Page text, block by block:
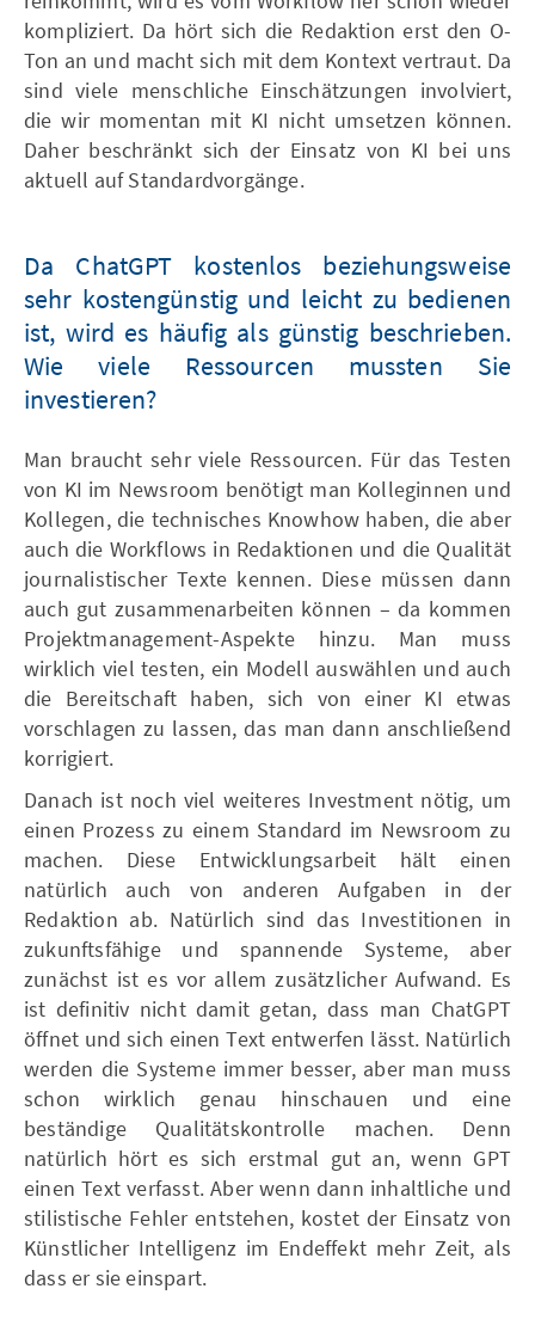
kompliziert. Da hört sich die Redaktion erst den O-
Ton an und macht sich mit dem Kontext vertraut. Da
sind viele menschliche Einschätzungen involviert,
die wir momentan mit KI nicht umsetzen können.
Daher beschränkt sich der Einsatz von KI bei uns
aktuell auf Standardvorgänge.
Da ChatGPT kostenlos beziehungsweise
sehr kostengünstig und leicht zu bedienen
ist, wird es häufig als günstig beschrieben.
Wie viele Ressourcen mussten Sie
investieren?
Man braucht sehr viele Ressourcen. Für das Testen
von KI im Newsroom benötigt man Kolleginnen und
Kollegen, die technisches Knowhow haben, die aber
auch die Workflows in Redaktionen und die Qualität
journalistischer Texte kennen. Diese müssen dann
auch gut zusammenarbeiten können – da kommen
Projektmanagement-Aspekte hinzu. Man muss
wirklich viel testen, ein Modell auswählen und auch
die Bereitschaft haben, sich von einer KI etwas
vorschlagen zu lassen, das man dann anschließend
korrigiert.
Danach ist noch viel weiteres Investment nötig, um
einen Prozess zu einem Standard im Newsroom zu
machen. Diese Entwicklungsarbeit hält einen
natürlich auch von anderen Aufgaben in der
Redaktion ab. Natürlich sind das Investitionen in
zukunftsfähige und spannende Systeme, aber
zunächst ist es vor allem zusätzlicher Aufwand. Es
ist definitiv nicht damit getan, dass man ChatGPT
öffnet und sich einen Text entwerfen lässt. Natürlich
werden die Systeme immer besser, aber man muss
schon wirklich genau hinschauen und eine
beständige Qualitätskontrolle machen. Denn
natürlich hört es sich erstmal gut an, wenn GPT
einen Text verfasst. Aber wenn dann inhaltliche und
stilistische Fehler entstehen, kostet der Einsatz von
Künstlicher Intelligenz im Endeffekt mehr Zeit, als
dass er sie einspart.